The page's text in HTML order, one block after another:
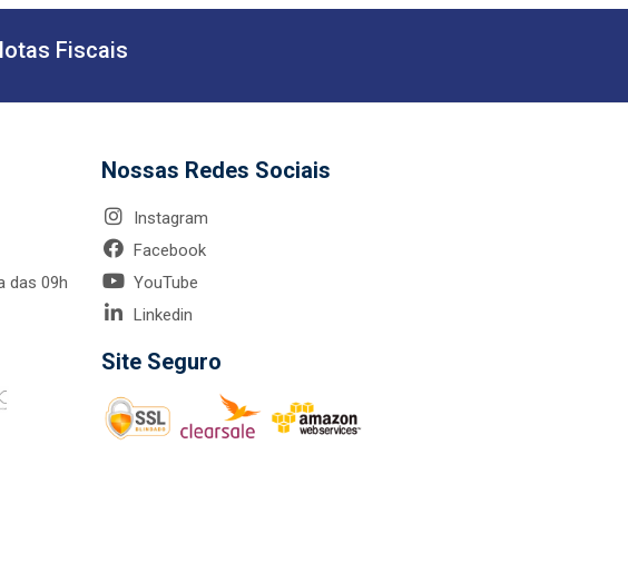
Fiscais
das 09h
Nossas Redes Sociais
Instagram
Facebook
YouTube
Linkedin
Site Seguro